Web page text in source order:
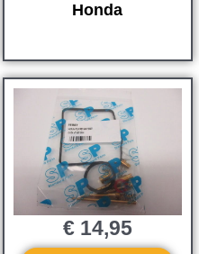
Honda
€14,95